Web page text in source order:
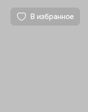
В избранное